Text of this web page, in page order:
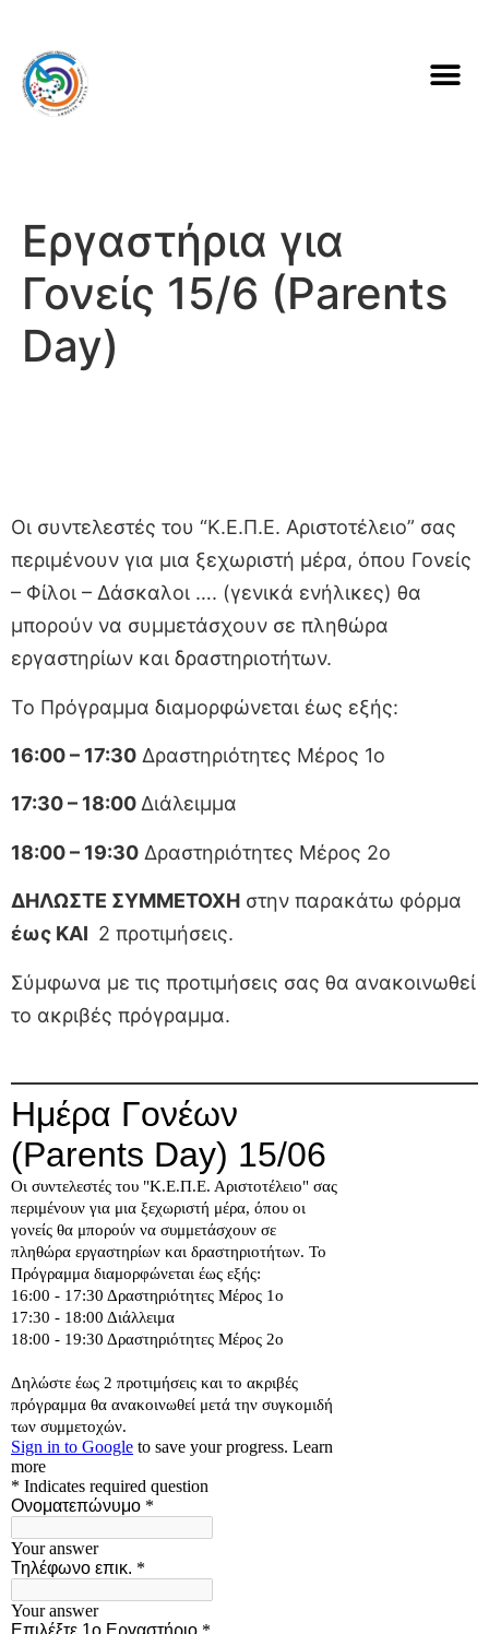
Εργαστήρια για
Γονείς 15/6 (Parents
Day)
Oι συντελεστές του “Κ.Ε.Π.Ε. Αριστοτέλειο” σας
περιμένουν για μια ξεχωριστή μέρα, όπου Γονείς
– Φίλοι – Δάσκαλοι …. (γενικά ενήλικες) θα
μπορούν να συμμετάσχουν σε πληθώρα
εργαστηρίων και δραστηριοτήτων.
Το Πρόγραμμα διαμορφώνεται έως εξής:
16:00 – 17:30 Δραστηριότητες Μέρος 1ο
17:30 – 18:00Διάλειμμα
18:00 – 19:30 Δραστηριότητες Μέρος 2ο
ΔΗΛΩΣΤΕ ΣΥΜΜΕΤΟΧΗ στην παρακάτω φόρμα
έως ΚΑΙ 2 προτιμήσεις.
Σύμφωνα με τις προτιμήσεις σας θα ανακοινωθεί
το ακριβές πρόγραμμα.